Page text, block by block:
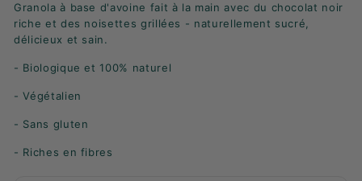
Granola à base d'avoine fait à la main avec du chocolat noir
riche et des noisettes grillées - naturellement sucré,
délicieux et sain.
- Biologique et 100% naturel
- Végétalien
- Sans gluten
- Riches en fibres